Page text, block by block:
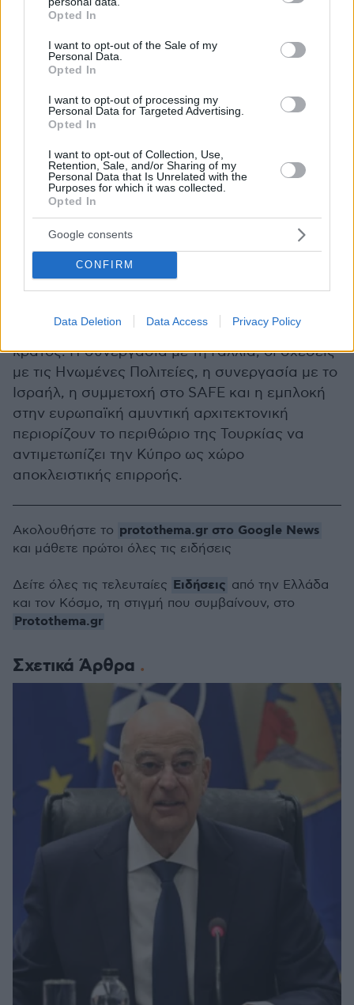
grant or deny consent to Google and its third-party tags to
use your data for below specified purposes in below Google
consent section.
Opted In
I want to opt-out of the Sale of my
Personal Data.
Opted In
I want to opt-out of processing my
Personal Data for Targeted Advertising.
Opted In
I want to opt-out of Collection, Use,
Retention, Sale, and/or Sharing of my
Personal Data that Is Unrelated with the
Purposes for which it was collected.
Opted In
Google consents
CONFIRM
Data Deletion Data Access Privacy Policy
διαμαρτύρονται για συμφωνίες που υπογράφει
η διεθνώς αναγνωρισμένη Κυπριακή
Δημοκρατία, την ώρα που η Τουρκία διατηρεί
τμήμα του νησιού από το 1974. Το τουρκικό
Υπουργείο Εξωτερικών είχε αντιδράσει και το
αμυντικής συμφωνίας, υποστηρίζοντας ότι η
Κυπριακή Δημοκρατία δεν δικαιούται να
υπογράφει τέτοιες συμφωνίες και ότι η
συνεργασία με τη Γαλλία διαταράσσει την
ισορροπία στην περιοχή.
Στην πραγματικότητα, η Άγκυρα ενοχλείται
να εμφανίζεται ως απομονωμένο και ευάλωτο
κράτος. Η συνεργασία με τη Γαλλία, οι σχέσεις
με τις Ηνωμένες Πολιτείες, η συνεργασία με το
Ισραήλ, η συμμετοχή στο SAFE και η εμπλοκή
στην ευρωπαϊκή αμυντική αρχιτεκτονική
περιορίζουν το περιθώριο της Τουρκίας να
αντιμετωπίζει την Κύπρο ως χώρο
αποκλειστικής επιρροής.
Σχετικά Άρθρα
Ακολουθήστε το protothema.gr στο Google News
και μάθετε πρώτοι όλες τις ειδήσεις
Δείτε όλες τις τελευταίες Ειδήσεις από την Ελλάδα
και τον Κόσμο, τη στιγμή που συμβαίνουν, στο
Protothema.gr